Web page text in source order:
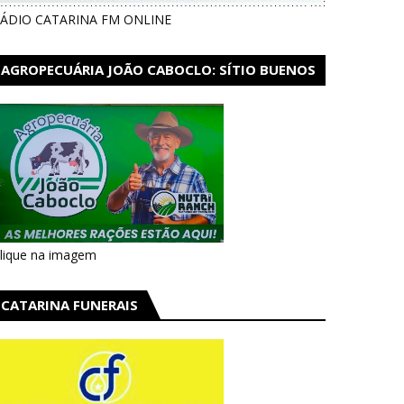
CATARINA FM ONLINE
AGROPECUÁRIA JOÃO CABOCLO: SÍTIO BUENOS
na imagem
CATARINA FUNERAIS